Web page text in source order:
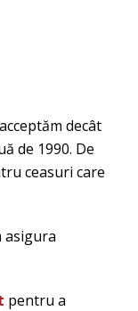
decât
de 1990. De
ceasuri care
asigura
pentru a